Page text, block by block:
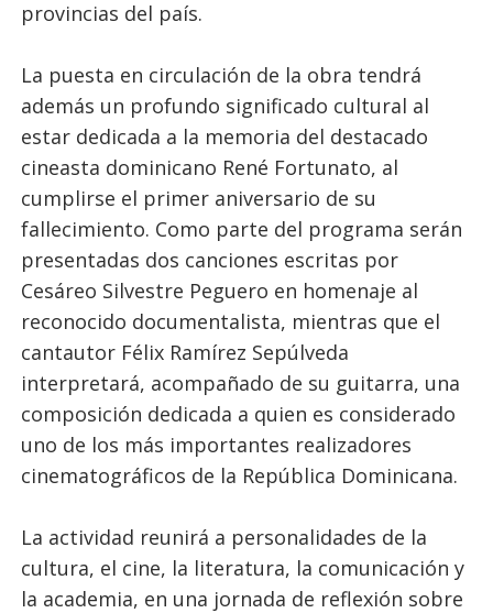
provincias del país.
La puesta en circulación de la obra tendrá
además un profundo significado cultural al
estar dedicada a la memoria del destacado
cineasta dominicano René Fortunato, al
cumplirse el primer aniversario de su
fallecimiento. Como parte del programa serán
presentadas dos canciones escritas por
Cesáreo Silvestre Peguero en homenaje al
reconocido documentalista, mientras que el
cantautor Félix Ramírez Sepúlveda
interpretará, acompañado de su guitarra, una
composición dedicada a quien es considerado
uno de los más importantes realizadores
cinematográficos de la República Dominicana.
La actividad reunirá a personalidades de la
cultura, el cine, la literatura, la comunicación y
la academia, en una jornada de reflexión sobre